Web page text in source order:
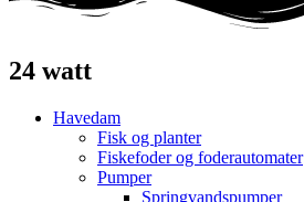
24 watt
Havedam
Fisk og planter
Fiskefoder og foderautomater
Pumper
Springvandspumper